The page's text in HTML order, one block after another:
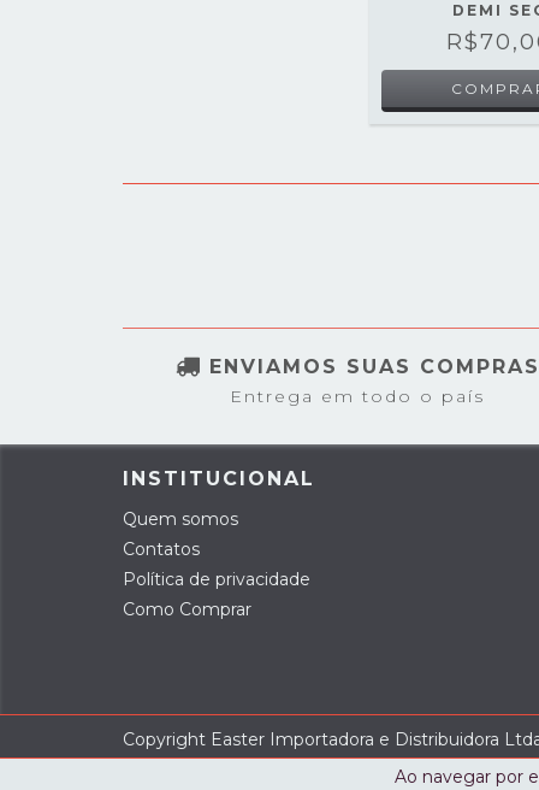
Ao navegar por
DEMI
ENVIAMOS SUAS COMPRAS
Entrega em todo o país
INSTITUCIONAL
Quem somos
Contatos
Política de privacidade
Como Comprar
Copyright Easter Importadora e Distribuidora